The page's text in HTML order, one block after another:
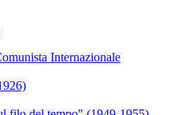
Internazionale